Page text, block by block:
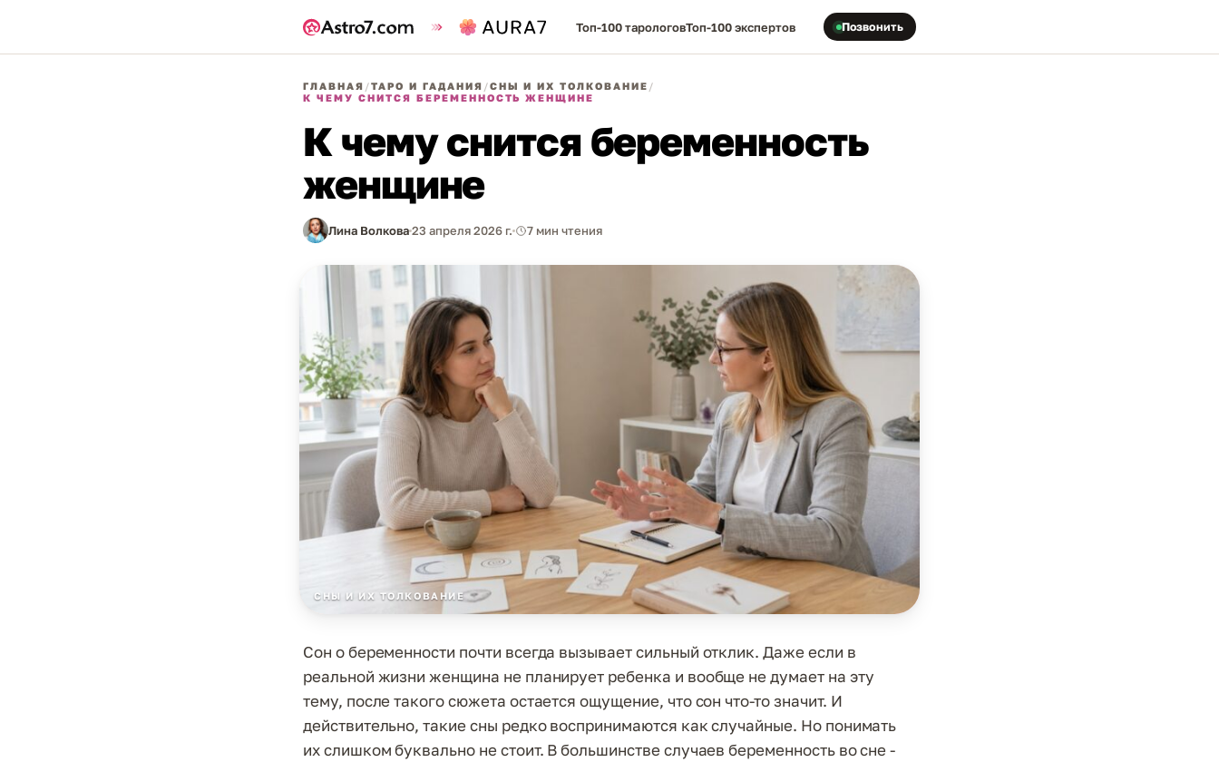
Топ-100 тарологовТоп-100 экспертов Позвонить
ГЛАВНАЯ /ТАРО И ГАДАНИЯ /СНЫ И ИХ ТОЛКОВАНИЕ /
К ЧЕМУ СНИТСЯ БЕРЕМЕННОСТЬ ЖЕНЩИНЕ
К чему снится беременность
женщине
Лина Волкова23 апреля 2026 г. 7 мин чтения
СНЫ И ИХ ТОЛКОВАНИЕ
Сон о беременности почти всегда вызывает сильный отклик. Даже если в
реальной жизни женщина не планирует ребенка и вообще не думает на эту
тему, после такого сюжета остается ощущение, что сон что-то значит. И
действительно, такие сны редко воспринимаются как случайные. Но понимать
их слишком буквально не стоит. В большинстве случаев беременность во сне -